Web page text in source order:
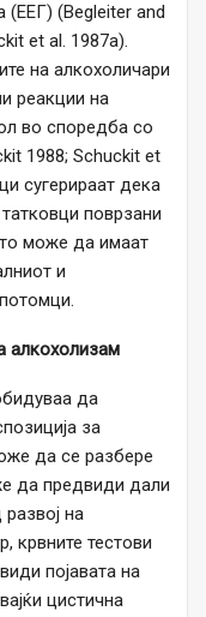
(ЕЕГ) (Begleiter and
et al. 1987a).
на алкохоличари
реакции на
во споредба со
1988; Schuckit et
сугерираат дека
поврзани
може да имаат
и
алкохолизам
да
за
да се разбере
да предвиди дали
на
крвните тестови
појавата на
цистична